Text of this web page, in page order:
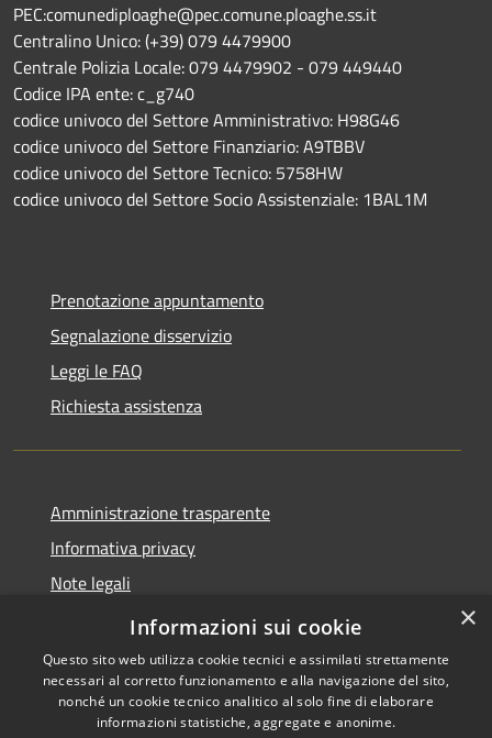
PEC:comunediploaghe@pec.comune.ploaghe.ss.it
Centralino Unico: (+39) 079 4479900
Centrale Polizia Locale: 079 4479902 - 079 449440
Codice IPA ente: c_g740
codice univoco del Settore Amministrativo: H98G46
codice univoco del Settore Finanziario: A9TBBV
codice univoco del Settore Tecnico: 5758HW
codice univoco del Settore Socio Assistenziale: 1BAL1M
Prenotazione appuntamento
Segnalazione disservizio
Leggi le FAQ
Richiesta assistenza
Amministrazione trasparente
Informativa privacy
Note legali
Dichiarazione di accessibilità
Copyright © 2026 • Comune di
×
Informazioni sui cookie
Questo sito web utilizza cookie tecnici e assimilati strettamente
necessari al corretto funzionamento e alla navigazione del sito,
nonché un cookie tecnico analitico al solo fine di elaborare
informazioni statistiche, aggregate e anonime.